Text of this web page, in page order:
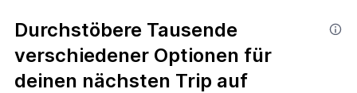
Durchstöbere Tausende
verschiedener Optionen für
deinen nächsten Trip auf